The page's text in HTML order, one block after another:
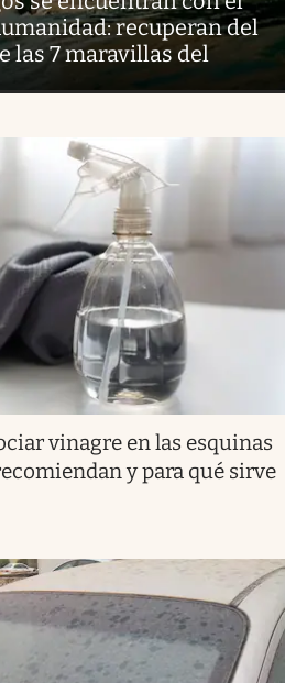
recuperan del
las 7 maravillas del
vinagre en las esquinas
y para qué sirve